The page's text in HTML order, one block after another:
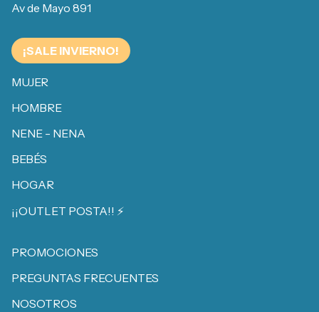
Av de Mayo 891
¡SALE INVIERNO!
MUJER
HOMBRE
NENE - NENA
BEBÉS
HOGAR
¡¡OUTLET POSTA!! ⚡️
PROMOCIONES
PREGUNTAS FRECUENTES
NOSOTROS